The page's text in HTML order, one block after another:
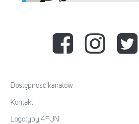
Dostępność kanałów
Kontakt
Logotypy 4FUN